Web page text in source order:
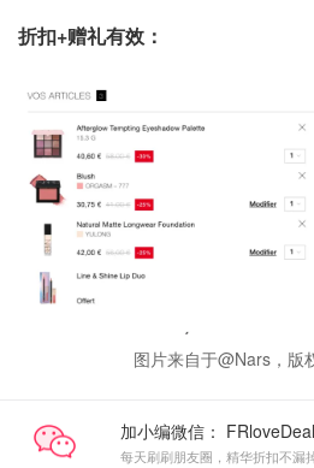
折扣+赠礼有效：
图片来自于@Nars，版
加小编微信：
每天刷刷朋友圈，精华折扣不漏